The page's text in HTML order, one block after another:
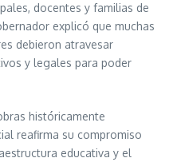
docentes y familias de
explicó que muchas
debieron atravesar
y legales para poder
históricamente
reafirma su compromiso
educativa y el